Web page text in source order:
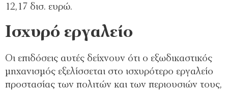
12,17 δισ. ευρώ.
Ισχυρό εργαλείο
Οι επιδόσεις αυτές δείχνουν ότι ο εξωδικαστικός
μηχανισμός εξελίσσεται στο ισχυρότερο εργαλείο
προστασίας των πολιτών και των περιουσιών τους,